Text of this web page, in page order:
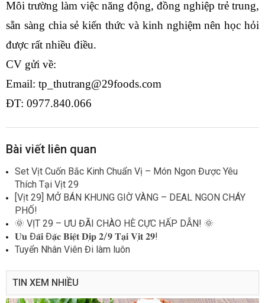
Môi trường làm việc năng động, đồng nghiệp trẻ trung,
sẵn sàng chia sẻ kiến thức và kinh nghiệm nên học hỏi
được rất nhiều điều.
CV gửi về:
Email: tp_thutrang@29foods.com
ĐT: 0977.840.066
Bài viết liên quan
Set Vịt Cuốn Bắc Kinh Chuẩn Vị – Món Ngon Được Yêu
Thích Tại Vịt 29
[Vịt 29] MỞ BÁN KHUNG GIỜ VÀNG – DEAL NGON CHÁY
PHỐ!
🌞 VỊT 29 – ƯU ĐÃI CHÀO HÈ CỰC HẤP DẪN! 🌞
𝐔̛𝐮 Đ𝐚̃𝐢 Đ𝐚̣̆𝐜 𝐁𝐢𝐞̣̂𝐭 𝐃𝐢̣𝐩 𝟐/𝟗 𝐓𝐚̣𝐢 𝐕𝐢̣𝐭 𝟐𝟗!
Tuyển Nhân Viên Đi làm luôn
TIN XEM NHIỀU